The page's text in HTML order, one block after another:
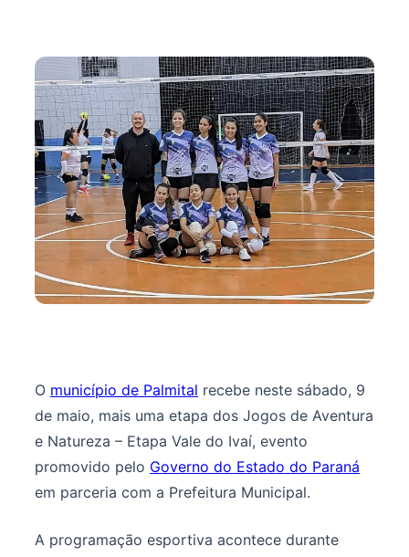
O município de Palmital recebe neste sábado, 9
de maio, mais uma etapa dos Jogos de Aventura
e Natureza – Etapa Vale do Ivaí, evento
promovido pelo Governo do Estado do Paraná
em parceria com a Prefeitura Municipal.
A programação esportiva acontece durante